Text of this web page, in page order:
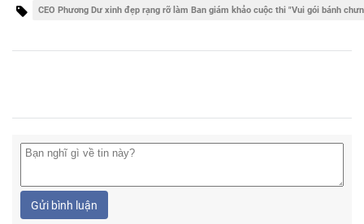
CEO Phương Dư xinh đẹp rạng rỡ làm Ban giám khảo cuộc thi "Vui gói bánh
Gửi bình luận